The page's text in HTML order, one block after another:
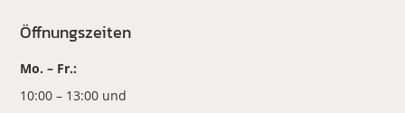
Öffnungszeiten
Mo. – Fr.:
10:00 – 13:00 und